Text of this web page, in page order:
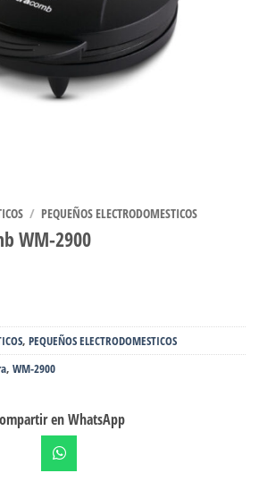
/ PEQUEÑOS ELECTRODOMESTICOS
WM-2900
, PEQUEÑOS ELECTRODOMESTICOS
, WM-2900
en WhatsApp